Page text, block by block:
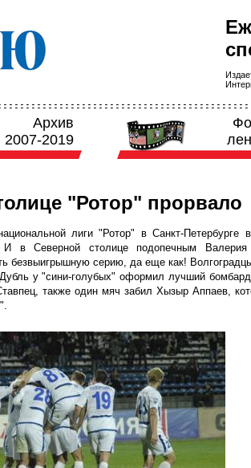
Архив
2007-2019
"Ротор" прорвало
лиги "Ротор" в Санкт-Петербурге
И в Северной столице подопечным Валерия
безвыигрышную серию, да еще как!
у "сини-голубых" оформил лучший
также один мяч забил Хызыр Аппаев,